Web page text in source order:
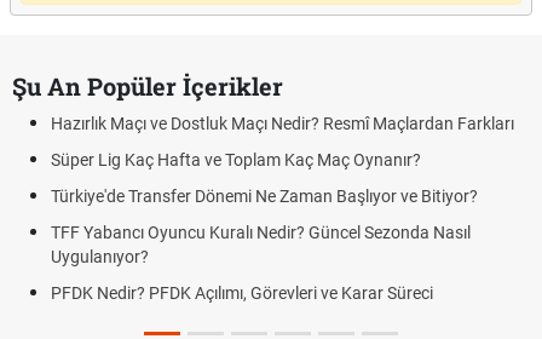
Şu An Popüler İçerikler
Hazırlık Maçı ve Dostluk Maçı Nedir? Resmî Maçlardan Farkları
Süper Lig Kaç Hafta ve Toplam Kaç Maç Oynanır?
Türkiye'de Transfer Dönemi Ne Zaman Başlıyor ve Bitiyor?
TFF Yabancı Oyuncu Kuralı Nedir? Güncel Sezonda Nasıl
Uygulanıyor?
PFDK Nedir? PFDK Açılımı, Görevleri ve Karar Süreci